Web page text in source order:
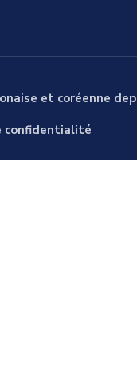
et coréenne
confidentialité